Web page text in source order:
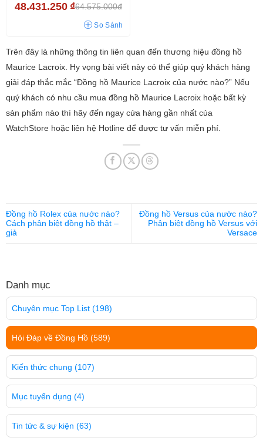
48.431.250 ₫64.575.000đ
So Sánh
Trên đây là những thông tin liên quan đến thương hiệu đồng hồ
Maurice Lacroix. Hy vọng bài viết này có thể giúp quý khách hàng
giải đáp thắc mắc “Đồng hồ Maurice Lacroix của nước nào?” Nếu
quý khách có nhu cầu mua đồng hồ Maurice Lacroix hoặc bất kỳ
sản phẩm nào thì hãy đến ngay cửa hàng gần nhất của
WatchStore hoặc liên hệ Hotline để được tư vấn miễn phí.
Đồng hồ Rolex của nước nào?
Cách phân biệt đồng hồ thật –
giả
Đồng hồ Versus của nước nào?
Phân biệt đồng hồ Versus với
Versace
Danh mục
Chuyên mục Top List (198)
Hỏi Đáp về Đồng Hồ (589)
Kiến thức chung (107)
Mục tuyển dụng (4)
Tin tức & sự kiện (63)